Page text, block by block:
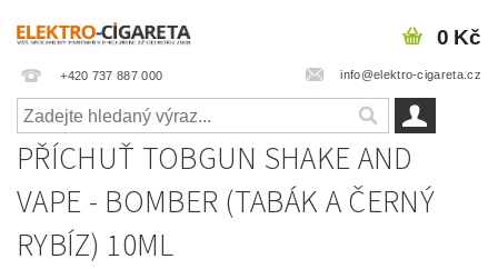
+420 737 887 000 info@elektro-cigareta.cz
0 Kč
PŘÍCHUŤ TOBGUN SHAKE AND
VAPE - BOMBER (TABÁK A ČERNÝ
RYBÍZ) 10ML